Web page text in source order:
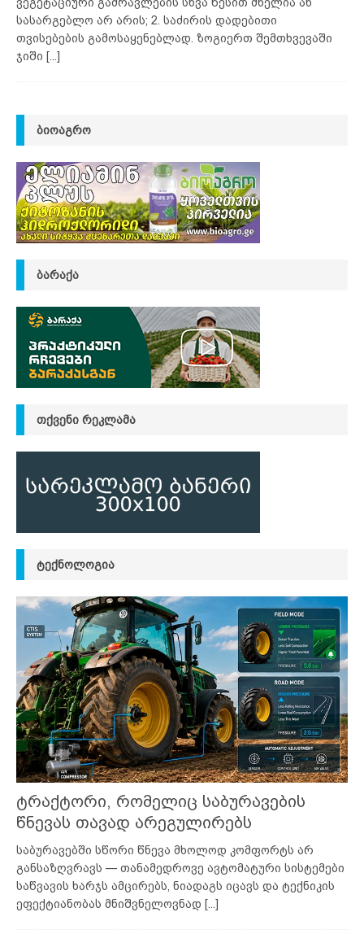
სასარგებლო არ არის; 2. საძირის დადებითი
თვისებების გამოსაყენებლად. ზოგიერთ შემთხვევაში
ჯიში [...]
ᲑᲘᲝᲐᲒᲠᲝ
ᲑᲐᲠᲐᲥᲐ
ᲗᲥᲕᲔᲜᲘ ᲠᲔᲙᲚᲐᲛᲐ
ᲢᲔᲥᲜᲝᲚᲝᲒᲘᲐ
ტრაქტორი, რომელიც საბურავების
წნევას თავად არეგულირებს
საბურავებში სწორი წნევა მხოლოდ კომფორტს არ
განსაზღვრავს — თანამედროვე ავტომატური სისტემები
საწვავის ხარჯს ამცირებს, ნიადაგს იცავს და ტექნიკის
ეფექტიანობას მნიშვნელოვნად [...]